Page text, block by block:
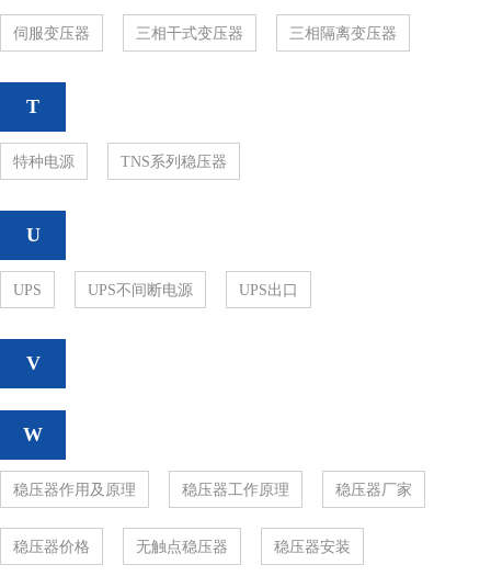
伺服变压器 三相干式变压器 三相隔离变压器
T
特种电源 TNS系列稳压器
U
UPS UPS不间断电源 UPS出口
V
W
稳压器作用及原理 稳压器工作原理 稳压器厂家
稳压器价格 无触点稳压器 稳压器安装